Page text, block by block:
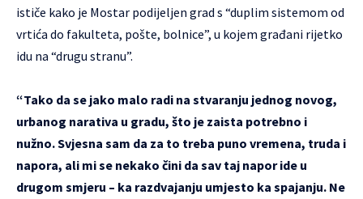
ističe kako je Mostar podijeljen grad s “duplim sistemom od
vrtića do fakulteta, pošte, bolnice”, u kojem građani rijetko
idu na “drugu stranu”.
“Tako da se jako malo radi na stvaranju jednog novog,
urbanog narativa u gradu, što je zaista potrebno i
nužno. Svjesna sam da za to treba puno vremena, truda i
napora, ali mi se nekako čini da sav taj napor ide u
drugom smjeru – ka razdvajanju umjesto ka spajanju. Ne